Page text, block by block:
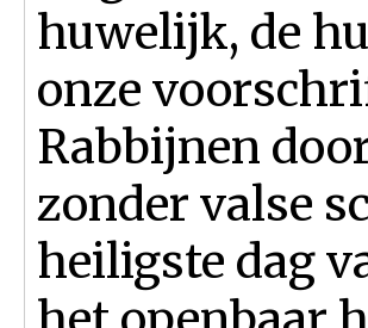
huwelijk, de
onze
Rabbijnen
zonder valse
heiligste dag